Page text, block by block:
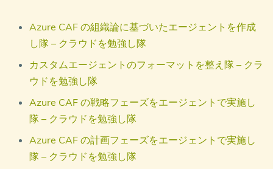
Azure CAF の組織論に基づいたエージェントを作成
し隊 – クラウドを勉強し隊
カスタムエージェントのフォーマットを整え隊 – クラ
ウドを勉強し隊
Azure CAF の戦略フェーズをエージェントで実施し
隊 – クラウドを勉強し隊
Azure CAF の計画フェーズをエージェントで実施し
隊 – クラウドを勉強し隊